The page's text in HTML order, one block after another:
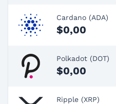
Cardano (ADA)
$0,00
Polkadot (DOT)
$0,00
Ripple (XRP)